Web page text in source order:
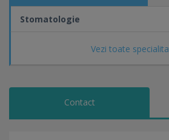
Vezi toate
Stomatologie
Contact